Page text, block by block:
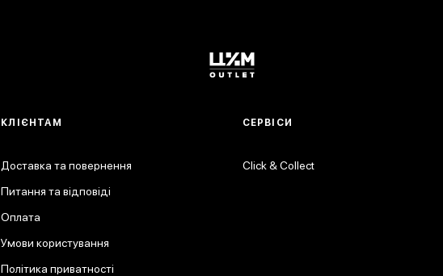
КЛІЄНТАМ
Доставка та повернення
Питання та відповіді
Оплата
Умови користування
Політика приватності
СЕРВІСИ
Click & Collect